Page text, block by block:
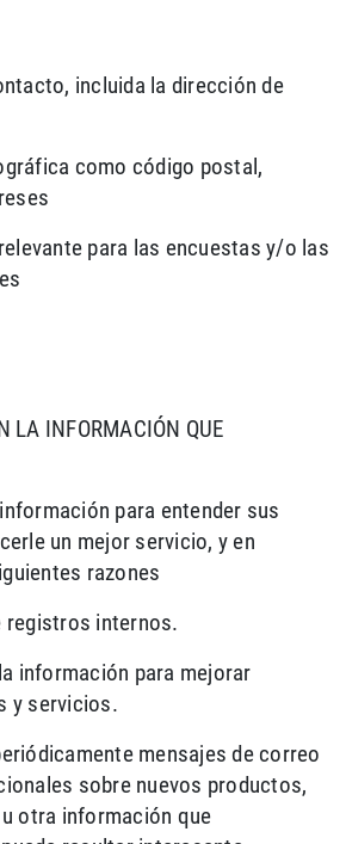
incluida la dirección de
como código postal,
para las encuestas y/o las
LA INFORMACIÓN QUE
para entender sus
un mejor servicio, y en
razones
registros internos.
información para mejorar
y servicios.
mensajes de correo
sobre nuevos productos,
otra información que